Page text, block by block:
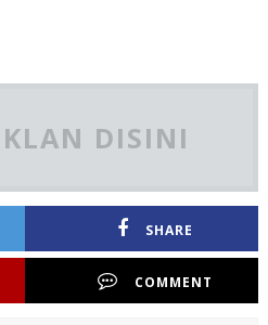
DISINI
SHARE
COMMENT